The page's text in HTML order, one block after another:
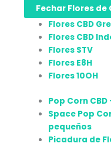
Fechar Flores de
Flores CBD
Flores CBD
Flores STV
Flores E8H
Flores 10OH
Pop Corn
Space Pop
pequeños
Picadura de